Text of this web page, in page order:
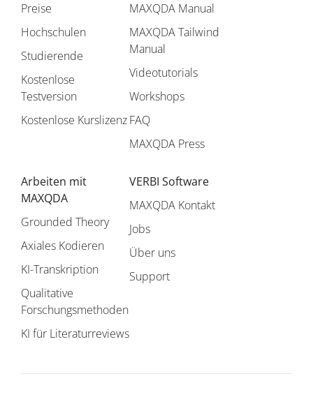
Preise
Hochschulen
Studierende
Kostenlose
Testversion
Kostenlose Kurslizenz
MAXQDA Manual
MAXQDA Tailwind
Manual
Videotutorials
Workshops
FAQ
MAXQDA Press
Arbeiten mit
MAXQDA
Grounded Theory
Axiales Kodieren
KI-Transkription
Qualitative
Forschungsmethoden
KI für Literaturreviews
VERBI Software
MAXQDA Kontakt
Jobs
Über uns
Support